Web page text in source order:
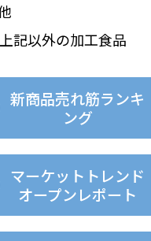
以外の加工食品
新商品売れ筋ランキ
ング
マーケットトレンド
オープンレポート